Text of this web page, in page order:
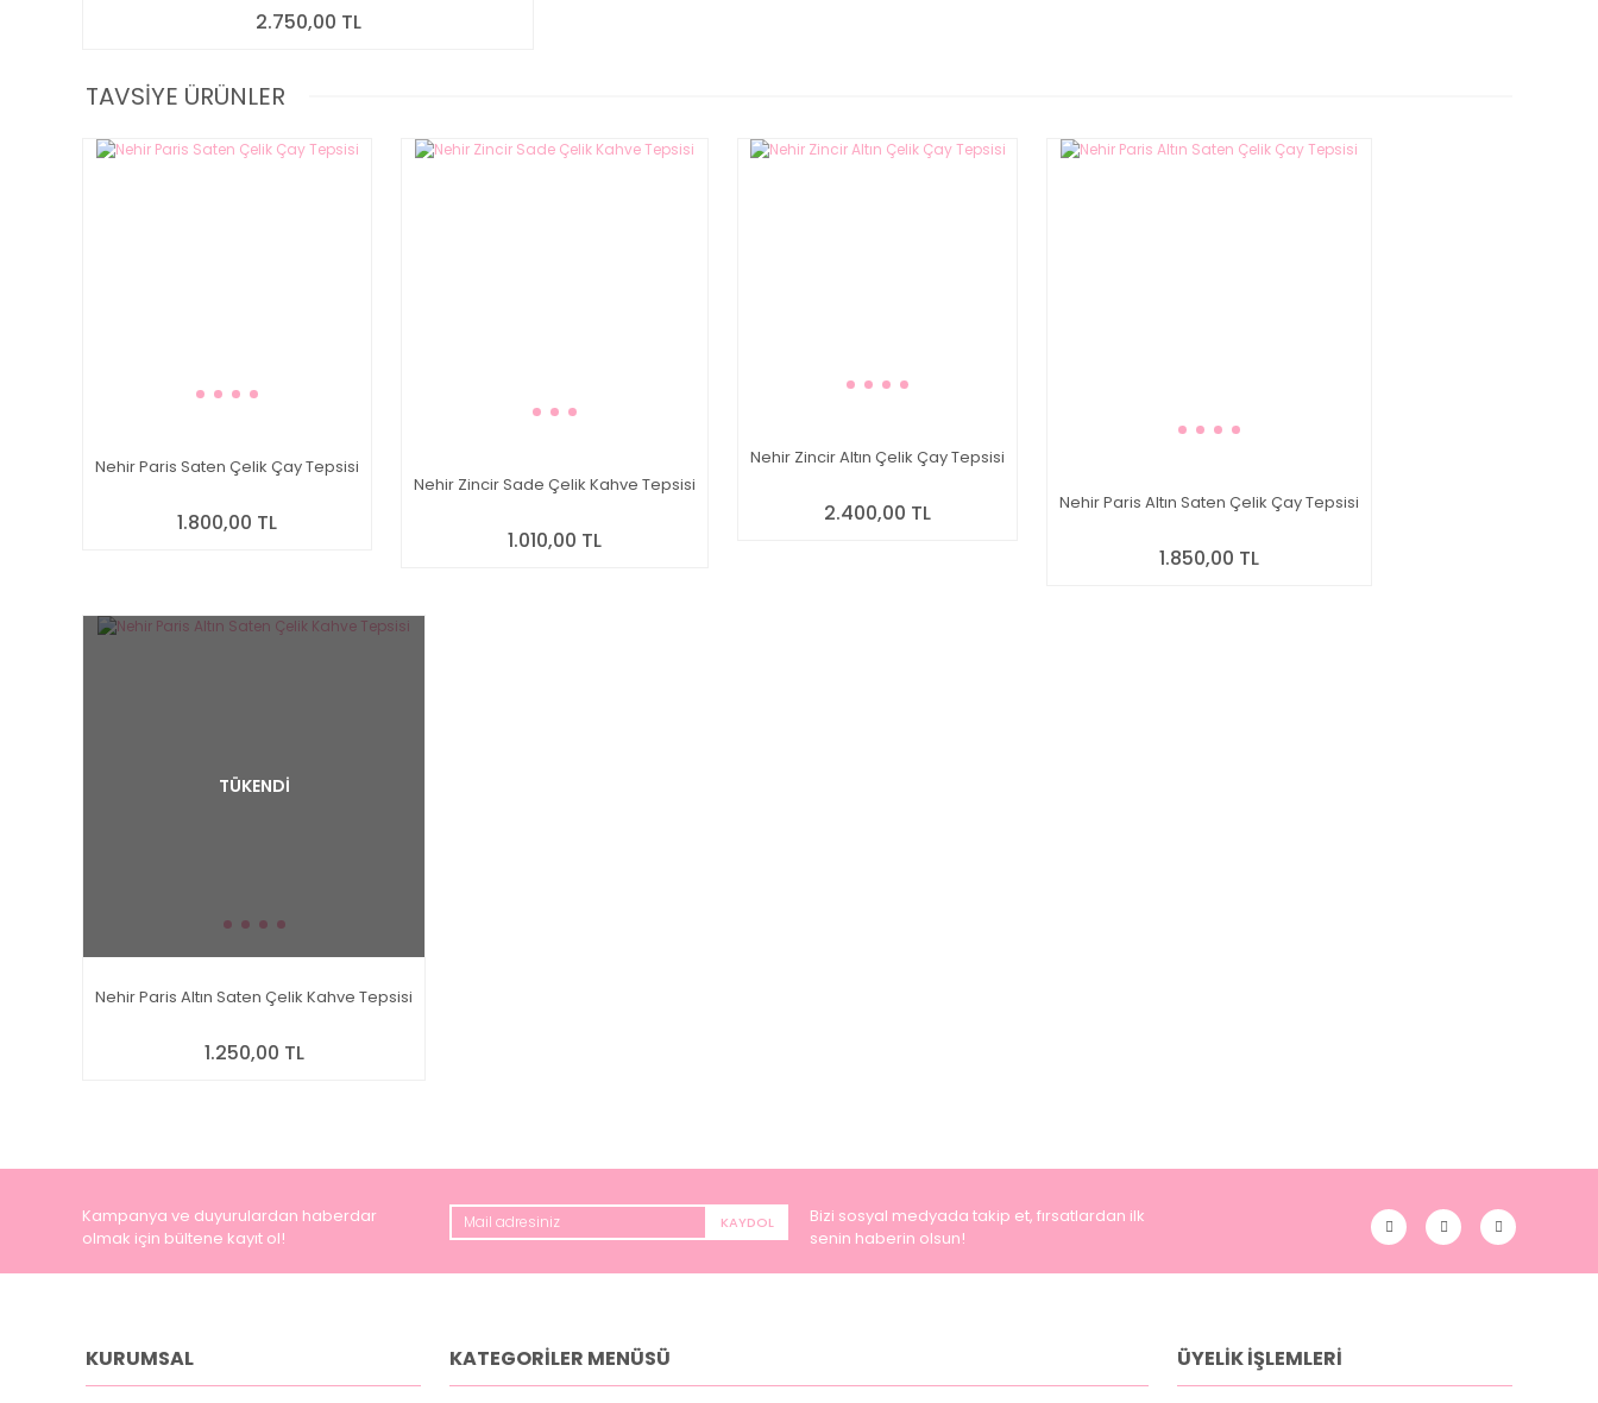
2.750,00 TL
TAVSİYE ÜRÜNLER
Nehir Paris Saten Çelik Çay Tepsisi
1.800,00 TL
Nehir Zincir Sade Çelik Kahve Tepsisi
1.010,00 TL
Nehir Zincir Altın Çelik Çay Tepsisi
2.400,00 TL Nehir Paris Altın Saten Çelik Çay Tepsisi
1.850,00 TL
TÜKENDİ
Nehir Paris Altın Saten Çelik Kahve Tepsisi
1.250,00 TL
Kampanya ve duyurulardan haberdar
olmak için bültene kayıt ol!
KAYDOL
Bizi sosyal medyada takip et, fırsatlardan ilk
senin haberin olsun!
KURUMSAL KATEGORİLER MENÜSÜ ÜYELİK İŞLEMLERİ